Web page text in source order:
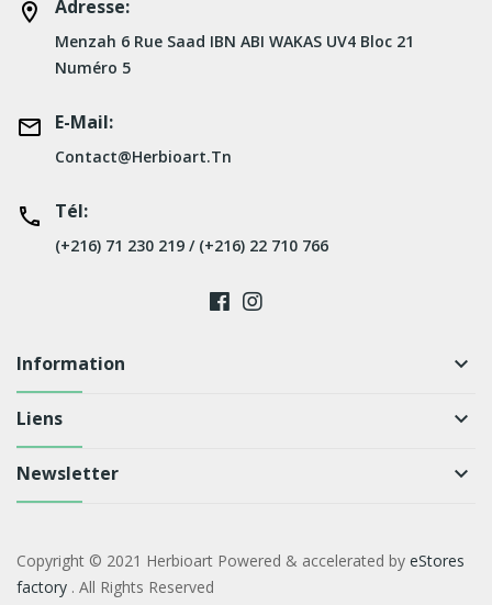
Adresse:
Menzah 6 Rue Saad IBN ABI WAKAS UV4 Bloc 21
Numéro 5
E-Mail:
Contact@herbioart.tn
Tél:
(+216) 71 230 219 / (+216) 22 710 766
Information keyboard_arrow_down
Liens keyboard_arrow_down
Newsletter keyboard_arrow_down
Copyright © 2021 Herbioart Powered & accelerated by eStores
factory . All Rights Reserved